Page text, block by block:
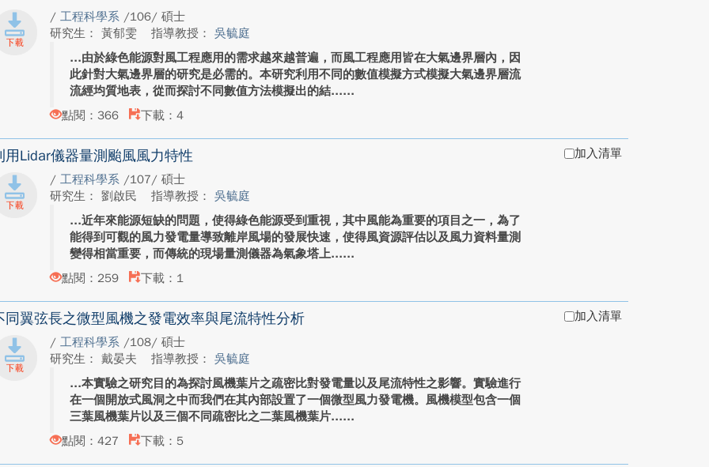
/工程科學系 /106/ 碩士
研究生： 黃郁雯
指導教授：吳毓庭
由於綠色能源對風工程應用的需求越來越普遍，而風工程應用皆在大氣邊界層內，因
此針對大氣邊界層的研究是必需的。本研究利用不同的數值模擬方式模擬大氣邊界層流
流經均質地表，從而探討不同數值方法模擬出的結...
點閱：366
下載：4
用Lidar儀器量測颱風風力特性
/工程科學系 /107/ 碩士
研究生： 劉啟民
指導教授：吳毓庭
近年來能源短缺的問題，使得綠色能源受到重視，其中風能為重要的項目之一，為了
能得到可觀的風力發電量導致離岸風場的發展快速，使得風資源評估以及風力資料量測
變得相當重要，而傳統的現場量測儀器為氣象塔上...
點閱：259
下載：1
加入清單
同翼弦長之微型風機之發電效率與尾流特性分析
/工程科學系 /108/ 碩士
研究生： 戴晏夫
指導教授：吳毓庭
本實驗之研究目的為探討風機葉片之疏密比對發電量以及尾流特性之影響。實驗進行
在一個開放式風洞之中而我們在其內部設置了一個微型風力發電機。風機模型包含一個
三葉風機葉片以及三個不同疏密比之二葉風機葉片...
點閱：427
下載：5
加入清單